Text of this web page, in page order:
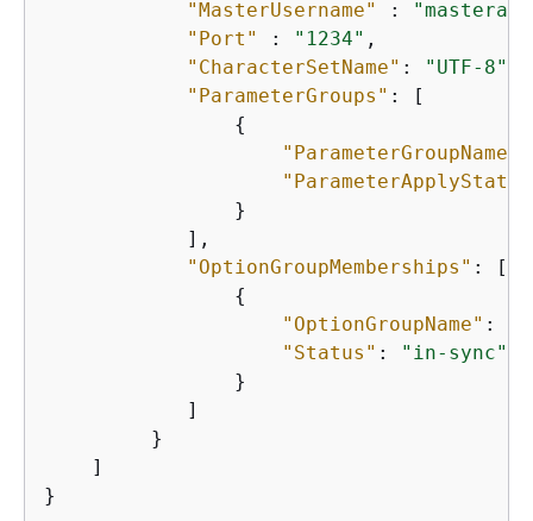
"MasterUsername" :
"Port"
: "1234" ,
"CharacterSetName" : "UTF-8"
"ParameterGroups" : [
{
"ParameterGroupName"
                }
            ],
"OptionGroupMemberships" : [
{
"OptionGroupName" :
"Status" :
"in-sync"
                }
            ]
         }
    ]
}